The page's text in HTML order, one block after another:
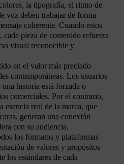
la tipografía, el ritmo de
voz deben trabajar de forma
coherente. Cuando estos
cada pieza de contenido refuerza
visual reconocible y
en el valor más preciado
contemporáneas. Los usuarios
historia está forzada o
comerciales. Por el contrario,
esencia real de la marca, que
generan una conexión
con su audiencia.
los formatos y plataformas
de valores y propósitos
los estándares de cada